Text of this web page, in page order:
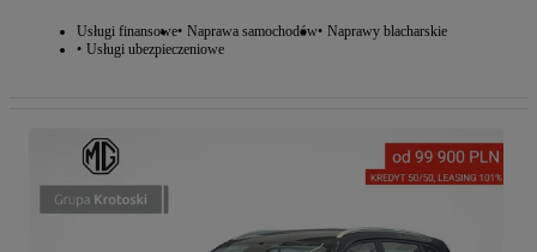
Usługi finansowe Naprawa samochodów Naprawy blacharskie
Usługi ubezpieczeniowe